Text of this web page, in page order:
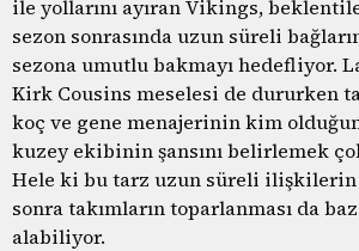
ile yollarını ayıran Vikings,
sezon sonrasında uzun süreli
sezona umutlu bakmayı hedefliyor.
Kirk Cousins meselesi de dururken
koç ve gene menajerinin kim
kuzey ekibinin şansını belirlemek
Hele ki bu tarz uzun süreli ilişkilerin
sonra takımların toparlanması da
alabiliyor.